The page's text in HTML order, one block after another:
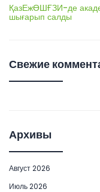
ҚазЕжӨШҒЗИ-де
шығарып салды
Свежие
Архивы
Август 2026
Июль 2026